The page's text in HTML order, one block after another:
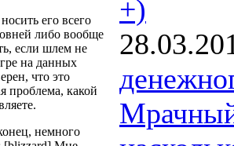
его всего
либо вообще
если шлем не
на данных
что это
проблема, какой
немного
+)